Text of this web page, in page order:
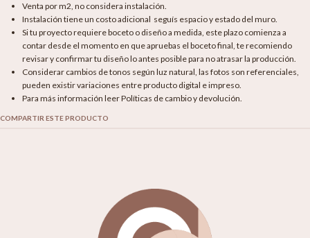
Venta por m2, no considera instalación.
Instalación tiene un costo adicional seguís espacio y estado del muro.
Si tu proyecto requiere boceto o diseño a medida, este plazo comienza a
contar desde el momento en que apruebas el boceto final, te recomiendo
revisar y confirmar tu diseño lo antes posible para no atrasar la producción.
Considerar cambios de tonos según luz natural, las fotos son referenciales,
pueden existir variaciones entre producto digital e impreso.
Para más información leer Políticas de cambio y devolución.
COMPARTIR ESTE PRODUCTO